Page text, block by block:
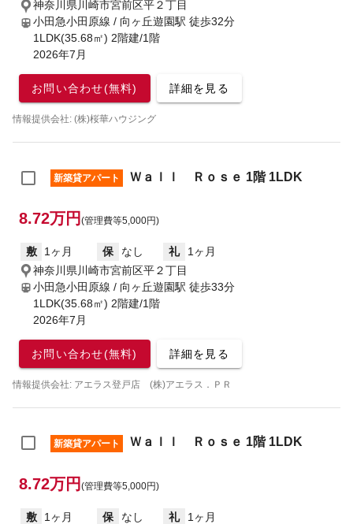
神奈川県川崎市宮前区平２丁目
小田急小田原線 / 向ヶ丘遊園駅 徒歩32分
1LDK(35.68㎡) 2階建/1階
2026年7月
お問い合わせ(無料) 詳細を見る
情報提供会社: (株)桜華ハウジング
新築貸アパート Ｗａｌｌ Ｒｏｓｅ 1階 1LDK
8.72万円 (管理費等5,000円)
敷 1ヶ月 保 なし 礼
1ヶ月
神奈川県川崎市宮前区平２丁目
小田急小田原線 / 向ヶ丘遊園駅 徒歩33分
1LDK(35.68㎡) 2階建/1階
2026年7月
お問い合わせ(無料) 詳細を見る
情報提供会社: アエラス登戸店 (株)アエラス．ＰＲ
新築貸アパート Ｗａｌｌ Ｒｏｓｅ 1階 1LDK
8.72万円 (管理費等5,000円)
敷 1ヶ月 保 なし 礼
1ヶ月